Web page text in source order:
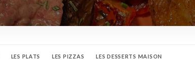
LES PLATS LES PIZZAS LES DESSERTS MAISON